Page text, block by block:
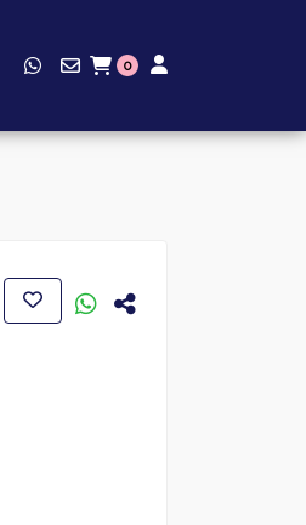
0